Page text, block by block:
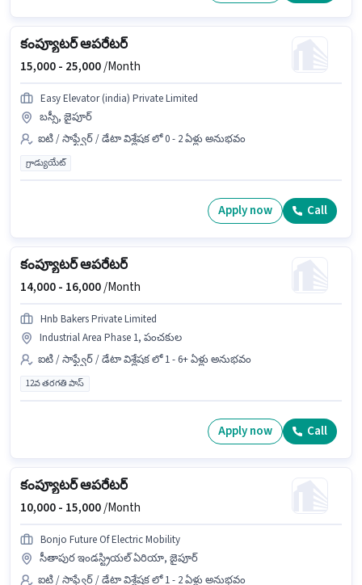
కంప్యూటర్ ఆపరేటర్
15,000 - 25,000/Month
Easy Elevator (india) Private Limited
బస్సీ, జైపూర్
ఐటి / సాఫ్ట్వేర్ / డేటా విశ్లేషక లో 0 - 2 ఏళ్లు అనుభవం
గ్రాడ్యుయేట్
Apply now Call
కంప్యూటర్ ఆపరేటర్
14,000 - 16,000/Month
Hnb Bakers Private Limited
Industrial Area Phase 1, పంచకుల
ఐటి / సాఫ్ట్వేర్ / డేటా విశ్లేషక లో 1 - 6+ ఏళ్లు అనుభవం
12వ తరగతి పాస్
Apply now Call
కంప్యూటర్ ఆపరేటర్
10,000 - 15,000/Month
Bonjo Future Of Electric Mobility
సీతాపుర ఇండస్ట్రియల్ ఏరియా, జైపూర్
ఐటి / సాఫ్ట్వేర్ / డేటా విశ్లేషక లో 1 - 2 ఏళ్లు అనుభవం